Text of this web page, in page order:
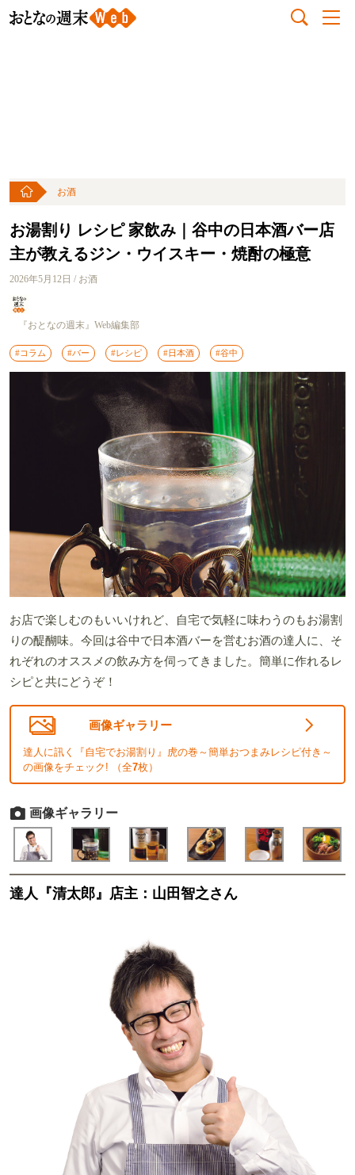
お酒
お湯割り レシピ 家飲み｜谷中の日本酒バー店
主が教えるジン・ウイスキー・焼酎の極意
2026年5月12日 / お酒
『おとなの週末』Web編集部
#コラム #バー #レシピ #日本酒 #谷中
お店で楽しむのもいいけれど、自宅で気軽に味わうのもお湯割
りの醍醐味。今回は谷中で日本酒バーを営むお酒の達人に、そ
れぞれのオススメの飲み方を伺ってきました。簡単に作れるレ
シピと共にどうぞ！
画像ギャラリー
達人に訊く『自宅でお湯割り』虎の巻～簡単おつまみレシピ付き～
の画像をチェック! （全7枚）
画像ギャラリー
達人『清太郎』店主：山田智之さん